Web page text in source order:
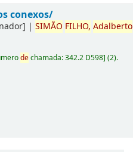
conexos/
nador] |SIMÃO FILHO, Adalberto
dechamada:342.2 D598](2).